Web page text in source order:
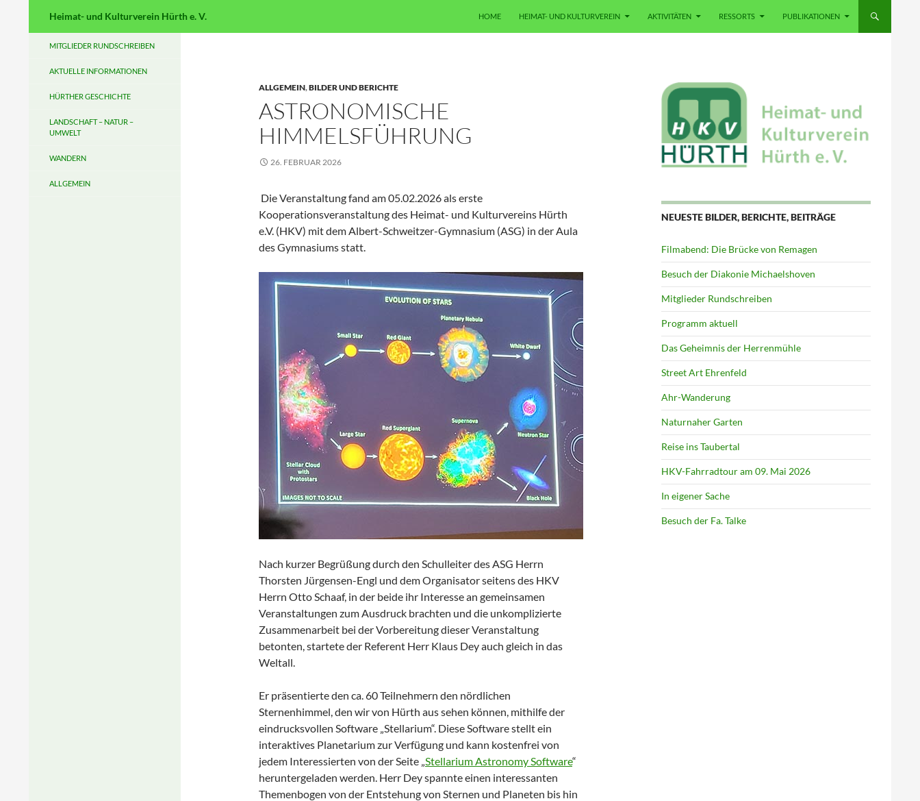
Heimat- und Kulturverein Hürth e. V.
HOME
HEIMAT- UND KULTURVEREIN AKTIVITÄTEN RESSORTS PUBLIKATIONEN
ALLGEMEIN,BILDER UND BERICHTE
ASTRONOMISCHE
HIMMELSFÜHRUNG
26. FEBRUAR 2026
Die Veranstaltung fand am 05.02.2026 als erste
Kooperationsveranstaltung des Heimat- und Kulturvereins Hürth
e.V. (HKV) mit dem Albert-Schweitzer-Gymnasium (ASG) in der Aula
des Gymnasiums statt.
Nach kurzer Begrüßung durch den Schulleiter des ASG Herrn
Thorsten Jürgensen-Engl und dem Organisator seitens des HKV
Herrn Otto Schaaf, in der beide ihr Interesse an gemeinsamen
Veranstaltungen zum Ausdruck brachten und die unkomplizierte
Zusammenarbeit bei der Vorbereitung dieser Veranstaltung
betonten, startete der Referent Herr Klaus Dey auch gleich in das
Weltall.
Er präsentierte den ca. 60 Teilnehmern den nördlichen
Sternenhimmel, den wir von Hürth aus sehen können, mithilfe der
eindrucksvollen Software „Stellarium“. Diese Software stellt ein
interaktives Planetarium zur Verfügung und kann kostenfrei von
jedem Interessierten von der Seite „Stellarium Astronomy Software“
heruntergeladen werden. Herr Dey spannte einen interessanten
Themenbogen von der Entstehung von Sternen und Planeten bis hin
NEUESTE BILDER, BERICHTE, BEITRÄGE
Filmabend: Die Brücke von Remagen
Besuch der Diakonie Michaelshoven
Mitglieder Rundschreiben
Programm aktuell
Das Geheimnis der Herrenmühle
Street Art Ehrenfeld
Ahr-Wanderung
Naturnaher Garten
Reise ins Taubertal
HKV-Fahrradtour am 09. Mai 2026
In eigener Sache
Besuch der Fa. Talke
MITGLIEDER RUNDSCHREIBEN
AKTUELLE INFORMATIONEN
HÜRTHER GESCHICHTE
LANDSCHAFT – NATUR –
UMWELT
WANDERN
ALLGEMEIN